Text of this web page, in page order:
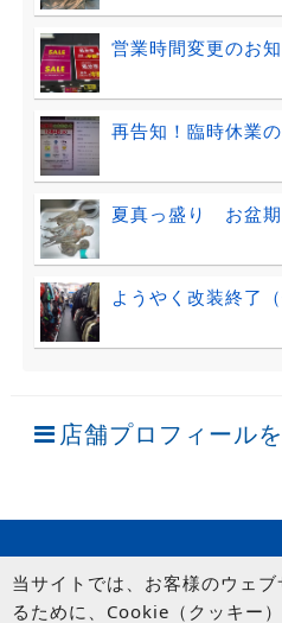
営業時間変更のお
再告知！臨時休業
夏真っ盛り お盆期
ようやく改装終了（
店舗プロフィール
当サイトでは、お客様のウェ
るために、Cookie（クッキー